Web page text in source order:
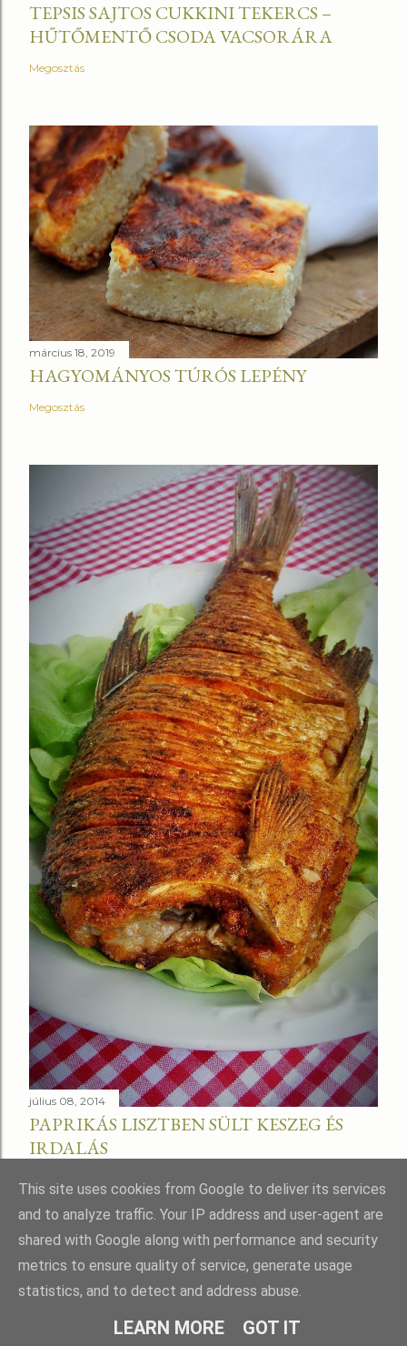
TEPSIS SAJTOS CUKKINI TEKERCS –
HŰTŐMENTŐ CSODA VACSORÁRA
Megosztás
március 18, 2019
HAGYOMÁNYOS TÚRÓS LEPÉNY
Megosztás
július 08, 2014
PAPRIKÁS LISZTBEN SÜLT KESZEG ÉS
IRDALÁS
Üzemeltető: Blogger
This site uses cookies from Google to deliver its services
and to analyze traffic. Your IP address and user-agent are
shared with Google along with performance and security
metrics to ensure quality of service, generate usage
statistics, and to detect and address abuse.
LEARN MORE GOT IT